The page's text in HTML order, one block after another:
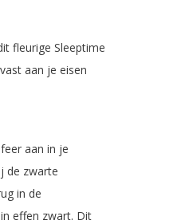
fleurige Sleeptime
aan je eisen
aan in je
de zwarte
in de
effen zwart. Dit